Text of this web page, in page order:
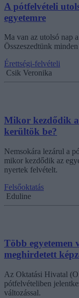
A pótfelvételi
egyetemre
Ma van az utolsó nap
Összeszedtünk
Érettségi-felvételi
Csik Veronika
Mikor kezdődik
kerültök be?
Nemsokára lezárul a
mikor kezdődik az
nyertek felvételt.
Felsőoktatás
Eduline
Több egyetemen
meghirdetett
Az Oktatási Hivatal
pótfelvételiben
változással.